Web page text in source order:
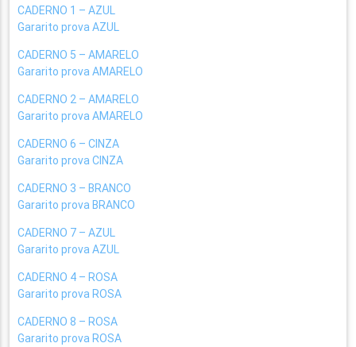
CADERNO 1 – AZUL
Gararito prova AZUL
CADERNO 5 – AMARELO
Gararito prova AMARELO
CADERNO 2 – AMARELO
Gararito prova AMARELO
CADERNO 6 – CINZA
Gararito prova CINZA
CADERNO 3 – BRANCO
Gararito prova BRANCO
CADERNO 7 – AZUL
Gararito prova AZUL
CADERNO 4 – ROSA
Gararito prova ROSA
CADERNO 8 – ROSA
Gararito prova ROSA